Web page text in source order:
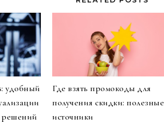
удобный
Где взять промокоды для
получения скидки: полезные
источники